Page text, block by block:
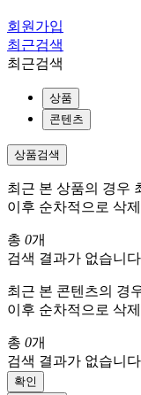
회원가입
최근검색
최근검색
상품
콘텐츠
상품검색
최근 본 상품의 경우
이후 순차적으로 삭
총 0개
검색 결과가 없습니
최근 본 콘텐츠의 경
이후 순차적으로 삭
총 0개
검색 결과가 없습니
확인